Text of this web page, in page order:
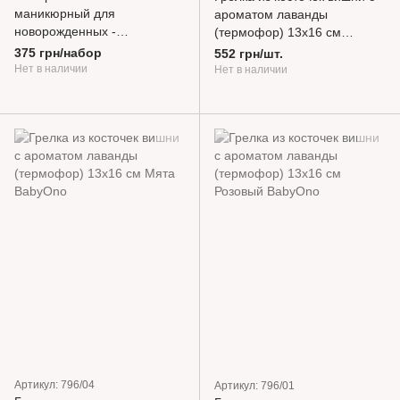
маникюрный для
новорожденных -
безопасные ножницы,
щипчики, пилочка Бежевый
375 грн/набор
Нет в наличии
ароматом лаванды
(термофор) 13х16 см
Бежевый
552 грн/шт.
Нет в наличии
Артикул: 796/04 Артикул: 796/01